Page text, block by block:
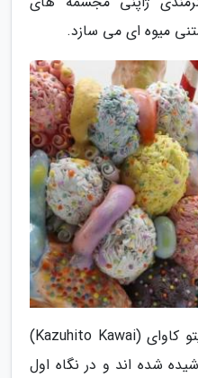
میوه ای می سازد.
مجسمه های سرامیکی کازوهیتو کاوای (Kazuhito Kawai)
شده اند و در نگاه اول